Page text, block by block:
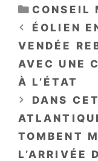
CONSEIL
ÉOLIEN
VENDÉE
AVEC UNE
À L’ÉTAT
DANS
TOMBENT
L’ARRIVÉE